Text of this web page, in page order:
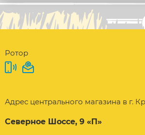
Ротор
Адрес центрального магазина в г.
Северное Шоссе, 9 «П»